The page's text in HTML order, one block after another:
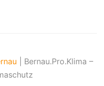
Bernau.Pro.Klima –